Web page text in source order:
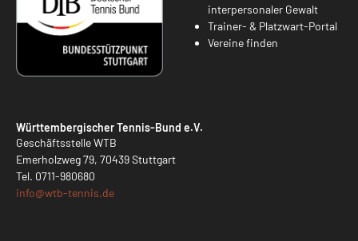
interpersonaler Gewalt
Trainer- & Platzwart-Portal
Vereine finden
Württembergischer Tennis-Bund e.V.
Geschäftsstelle WTB
Emerholzweg 79, 70439 Stuttgart
Tel. 0711-980680
info@wtb-tennis.de